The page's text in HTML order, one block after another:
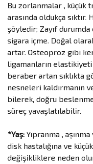
Bu zorlanmalar , küçük
arasında oldukça
şöyledir; Zayıf
sigara içme. Doğal
artar. Osteoproz gibi
ligamanların elastikiyeti
beraber artan sıklıkta
nesneleri kaldırmanın
bilerek, doğru
süreç yavaşlatılabilir.
*Yaş: Yıpranma ,
disk hastalığına ve
değişikliklere neden